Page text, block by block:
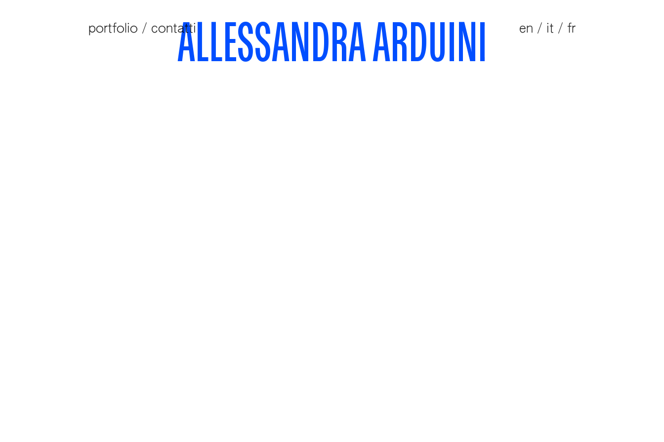
portfolio / contatti en / it /fr
ALLESSANDRA ARDUINI